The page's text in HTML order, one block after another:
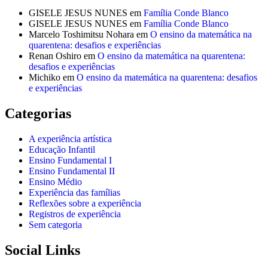
GISELE JESUS NUNES em Família Conde Blanco
GISELE JESUS NUNES em Família Conde Blanco
Marcelo Toshimitsu Nohara em O ensino da matemática na
quarentena: desafios e experiências
Renan Oshiro em O ensino da matemática na quarentena:
desafios e experiências
Michiko em O ensino da matemática na quarentena: desafios
e experiências
Categorias
A experiência artística
Educação Infantil
Ensino Fundamental I
Ensino Fundamental II
Ensino Médio
Experiência das famílias
Reflexões sobre a experiência
Registros de experiência
Sem categoria
Social Links